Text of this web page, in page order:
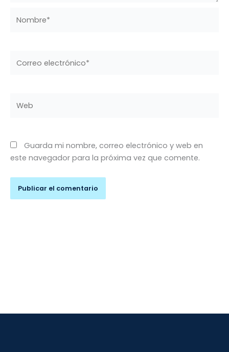
electrónico*
Guarda mi nombre, correo electrónico y web en
este navegador para la próxima vez que comente.